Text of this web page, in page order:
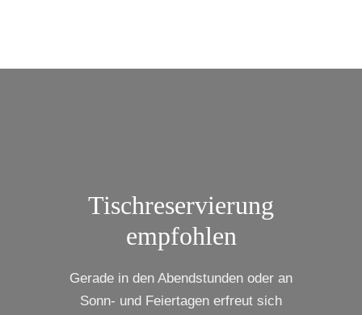
Tischreservierung
empfohlen
Gerade in den Abendstunden oder an
Sonn- und Feiertagen erfreut sich